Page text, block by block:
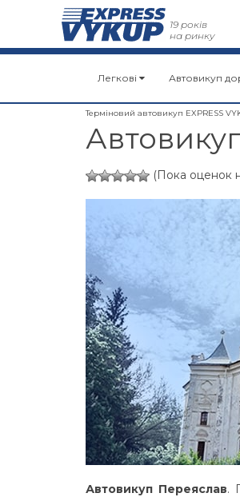
19 років
на ринку
Легкові Автовикуп
Терміновий автовикуп EXPRESS
(Пока оценок
Автовикуп Переяслав.